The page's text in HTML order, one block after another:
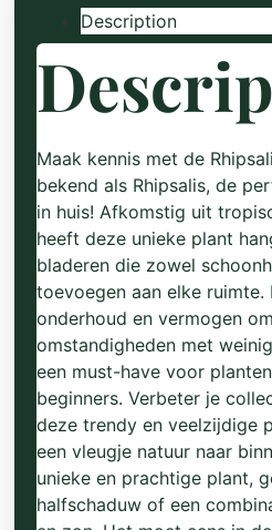
Description
Maak kennis met de
bekend als Rhipsalis, de
in huis! Afkomstig uit
heeft deze unieke plant
bladeren die zowel
toevoegen aan elke
onderhoud en vermogen
omstandigheden met
een must-have voor
beginners. Verbeter je
deze trendy en veelzijdige
een vleugje natuur naar
unieke en prachtige plant,
halfschaduw of een